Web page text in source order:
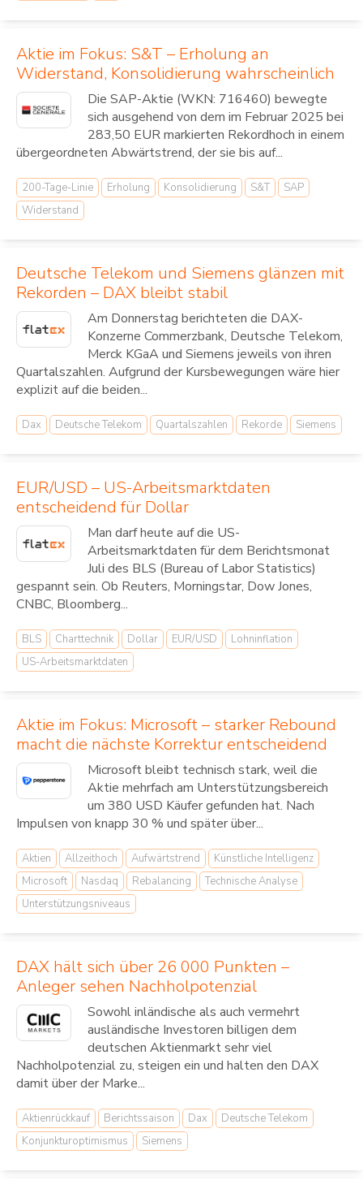
Aktie im Fokus: S&T – Erholung an
Widerstand, Konsolidierung wahrscheinlich
Die SAP-Aktie (WKN: 716460) bewegte
sich ausgehend von dem im Februar 2025 bei
283,50 EUR markierten Rekordhoch in einem
übergeordneten Abwärtstrend, der sie bis auf...
200-Tage-Linie Erholung Konsolidierung S&T
SAP
Widerstand
Deutsche Telekom und Siemens glänzen mit
Rekorden – DAX bleibt stabil
Am Donnerstag berichteten die DAX-
Konzerne Commerzbank, Deutsche Telekom,
Merck KGaA und Siemens jeweils von ihren
Quartalszahlen. Aufgrund der Kursbewegungen wäre hier
explizit auf die beiden...
Dax Deutsche Telekom Quartalszahlen Rekorde Siemens
EUR/USD – US-Arbeitsmarktdaten
entscheidend für Dollar
Man darf heute auf die US-
Arbeitsmarktdaten für dem Berichtsmonat
Juli des BLS (Bureau of Labor Statistics)
gespannt sein. Ob Reuters, Morningstar, Dow Jones,
CNBC, Bloomberg...
BLS Charttechnik Dollar EUR/USD
Lohninflation
US-Arbeitsmarktdaten
Aktie im Fokus: Microsoft – starker Rebound
macht die nächste Korrektur entscheidend
Microsoft bleibt technisch stark, weil die
Aktie mehrfach am Unterstützungsbereich
um 380 USD Käufer gefunden hat. Nach
Impulsen von knapp 30 % und später über...
Aktien Allzeithoch Aufwärtstrend
Künstliche Intelligenz
Microsoft
Nasdaq Rebalancing
Technische Analyse
Unterstützungsniveaus
DAX hält sich über 26 000 Punkten –
Anleger sehen Nachholpotenzial
Sowohl inländische als auch vermehrt
ausländische Investoren billigen dem
deutschen Aktienmarkt sehr viel
Nachholpotenzial zu, steigen ein und halten den DAX
damit über der Marke...
Aktienrückkauf Berichtssaison Dax
Deutsche Telekom
Konjunkturoptimismus
Siemens